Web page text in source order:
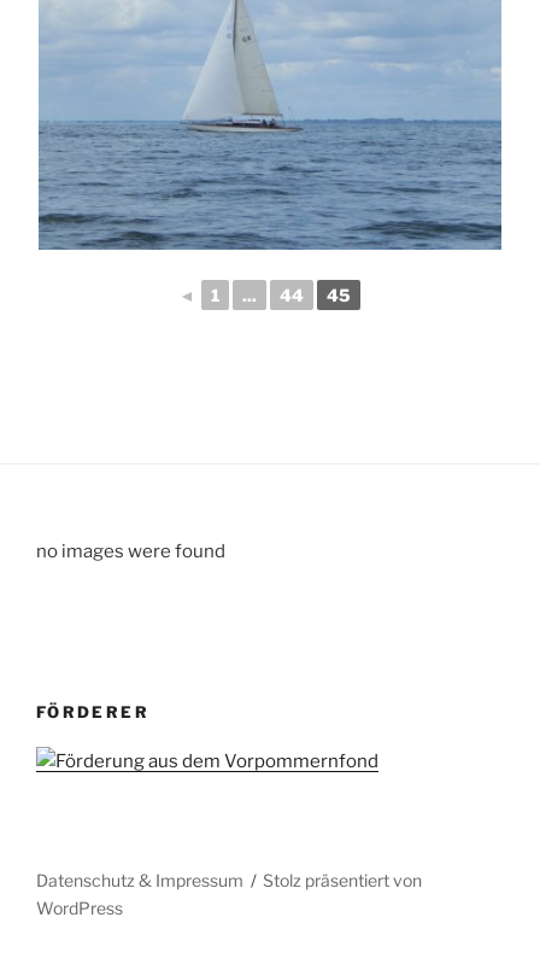
◄ 1 ... 44 45
no images were found
FÖRDERER
Datenschutz & Impressum
Stolz präsentiert von
WordPress